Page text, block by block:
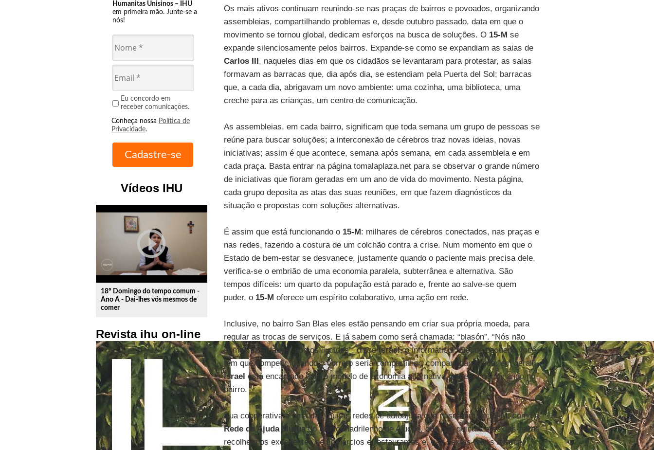
Humanitas Unisinos – IHU
em primeira mão. Junte-se a
nós!
Eu concordo em
receber comunicações.
Conheça nossa Política de
Privacidade.
Vídeos IHU
play_circle_outline
18º Domingo do tempo comum -
Ano A - Dai-lhes vós mesmos de
comer
Revista ihu on-line
Os mais ativos continuam reunindo-se nas praças de bairros e povoados, organizando
assembleias, compartilhando problemas e, desde outubro passado, data em que o
movimento se tornou global, dedicam esforços na busca de soluções. O 15-M se
expande silenciosamente pelos bairros. Expande-se como se expandiam as saias de
Carlos III, naqueles dias em que os cidadãos se levantaram para protestar, as saias
formavam as barracas que, dia após dia, se estendiam pela Puerta del Sol; barracas
que, a cada dia, abrigavam um novo ambiente: uma cozinha, uma biblioteca, uma
creche para as crianças, um centro de comunicação.
As assembleias, em cada bairro, significam que toda semana um grupo de pessoas se
reúne para buscar soluções; a interconexão de cérebros traz novas ideias, novas
iniciativas; assim é que acontece, semana após semana, em cada assembleia e em
cada praça. Basta entrar na página tomalaplaza.net para se observar o grande número
de iniciativas que fioram geradas em um ano de vida do movimento. Nesta página,
cada grupo deposita as atas das suas reuniões, em que fazem diagnósticos da
situação e propostas com soluções alternativas.
É assim que está funcionando o 15-M: milhares de cérebros conectados, nas praças e
nas redes, fazendo a costura de um colchão contra a crise. Num momento em que o
Estado de bem-estar se desvanece, justamente quando o paciente mais precisa dele,
verifica-se o embrião de uma economia paralela, subterrânea e alternativa. São
tempos difíceis: um quarto da população está parado e, frente ao salve-se quem
puder, o 15-M oferece um espírito colaborativo, uma ação em rede.
Inclusive, no bairro San Blas eles estão pensando em criar sua própria moeda, para
regular as trocas de serviços. E já sabem como será chamada: “blasón”. “Nós não
somos indignados, somos iludidos”, disseIsrael, o informático. “Desde pequeno você
tem que competir, quando o correto seria compartilhar; compartilhar a vida, em geral”.
Israel está encantado com o modelo de economia alternativa que está germinando no
bairro.
Sua cooperativa é uma das muitas redes de autoajuda que nasceram do15-M; como a
Rede de Ajuda Mútuado bairro madrilenho de Aluche, que nas quintas e sextas-feiras
recolhem os excedentes de comércios e restaurantes e, nas sextas-feiras à tarde,